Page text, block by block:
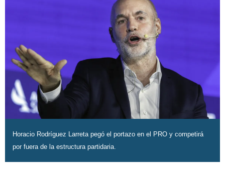
Horacio Rodríguez Larreta pegó el portazo en el PRO y competirá
por fuera de la estructura partidaria.